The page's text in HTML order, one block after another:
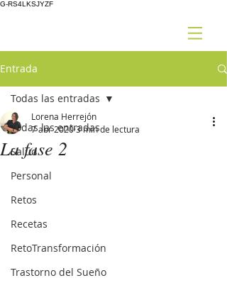
G-RS4LKSJYZF
Entrada
Todas las entradas
Salud
Personal
Retos
Recetas
RetoTransformación
Trastorno del Sueño
Todas las entradas
La fase 2
Lorena Herrejón
7 abr 20203 min de lectura